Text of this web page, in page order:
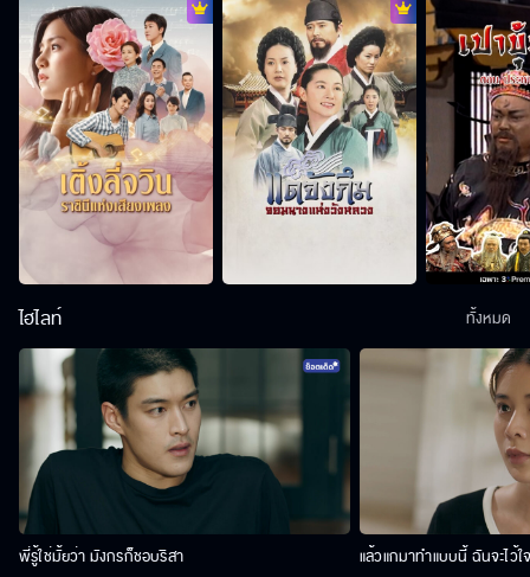
ไฮไลท์
พี่รู้ใช่มั้ยว่า มังกรก็ชอบริสา แล้วแกมาทำแบบนี้ ฉันจะไว้ใ
ทั้งหมด